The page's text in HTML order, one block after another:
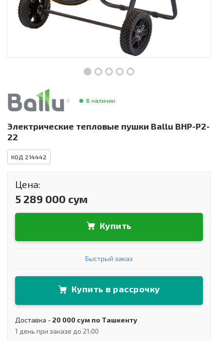
Инструменты и техника
Товары для дома
Сантехника В наличии
Электрические тепловые пушки Ballu BHP-P2-
22
КОД 214442
Цена:
5 289 000 сум
Купить
Быстрый заказ
Купить в рассрочку
Доставка - 20 000 сум по Ташкенту
1 день при заказе до 21:00